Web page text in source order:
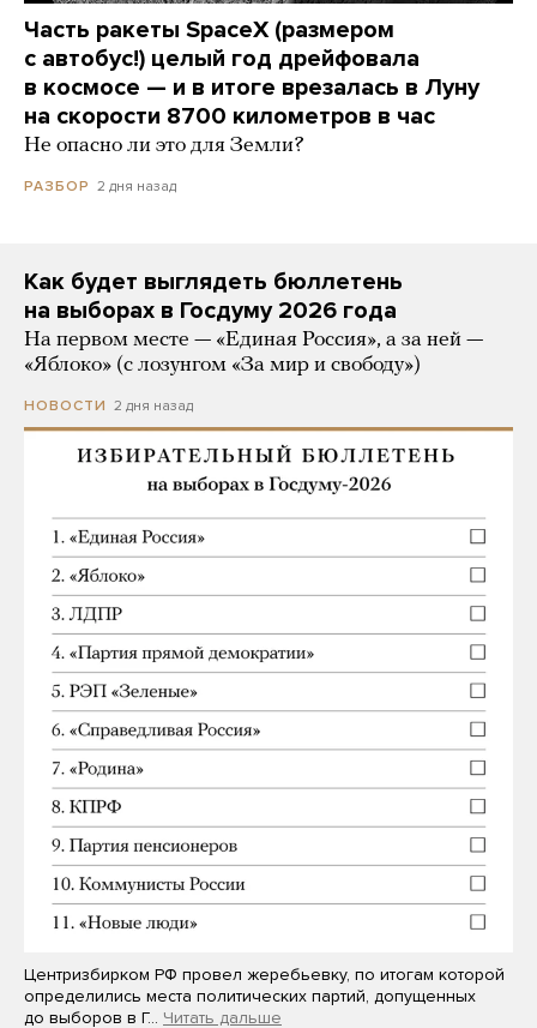
Часть ракеты SpaceX (размером
с автобус!) целый год дрейфовала
в космосе — и в итоге врезалась в Луну
на скорости 8700 километров в час
Не опасно ли это для Земли?
РАЗБОР 2 дня назад
Как будет выглядеть бюллетень
на выборах в Госдуму 2026 года
На первом месте — «Единая Россия», а за ней —
«Яблоко» (с лозунгом «За мир и свободу»)
НОВОСТИ 2 дня назад
Центризбирком РФ провел жеребьевку, по итогам которой
определились места политических партий, допущенных
до выборов в Г… Читать дальше